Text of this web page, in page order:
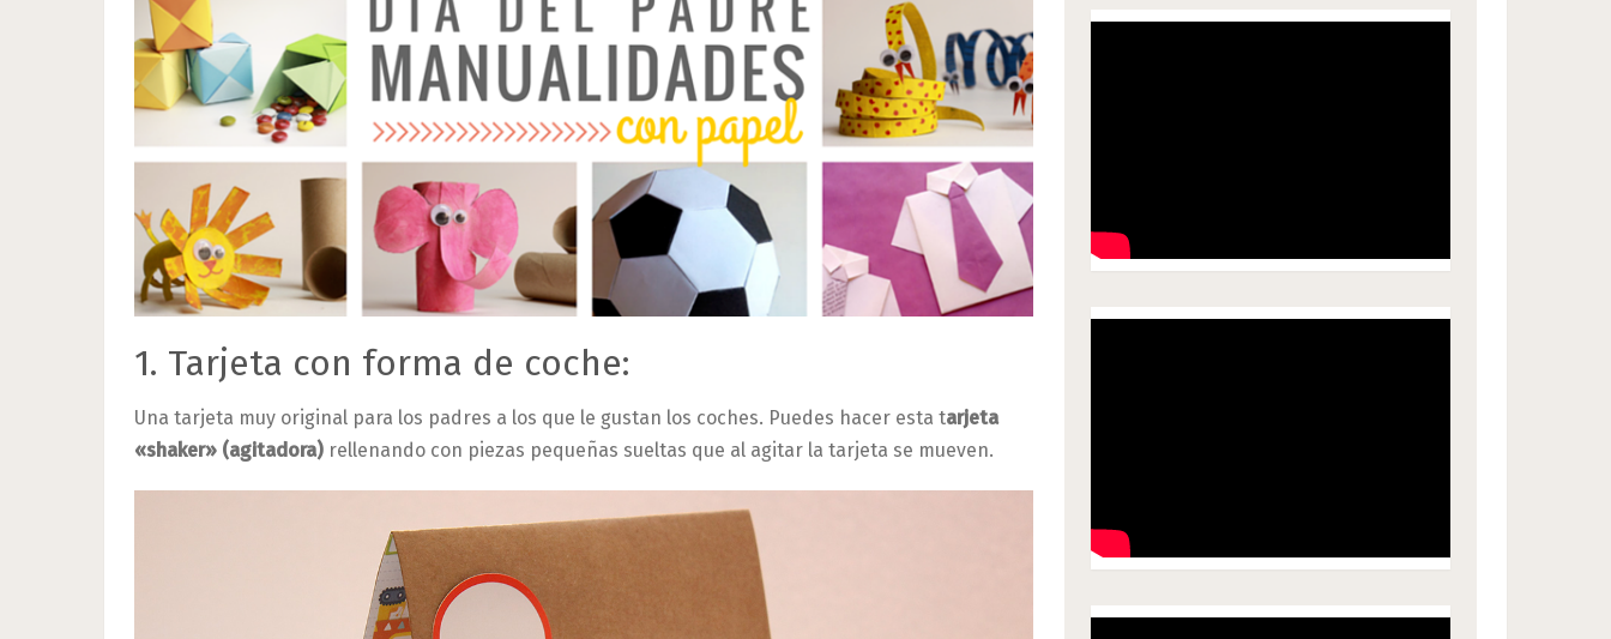
1. Tarjeta con forma de coche:
Una tarjeta muy original para los padres a los que le gustan los coches. Puedes hacer esta tarjeta
«shaker» (agitadora) rellenando con piezas pequeñas sueltas que al agitar la tarjeta se mueven.